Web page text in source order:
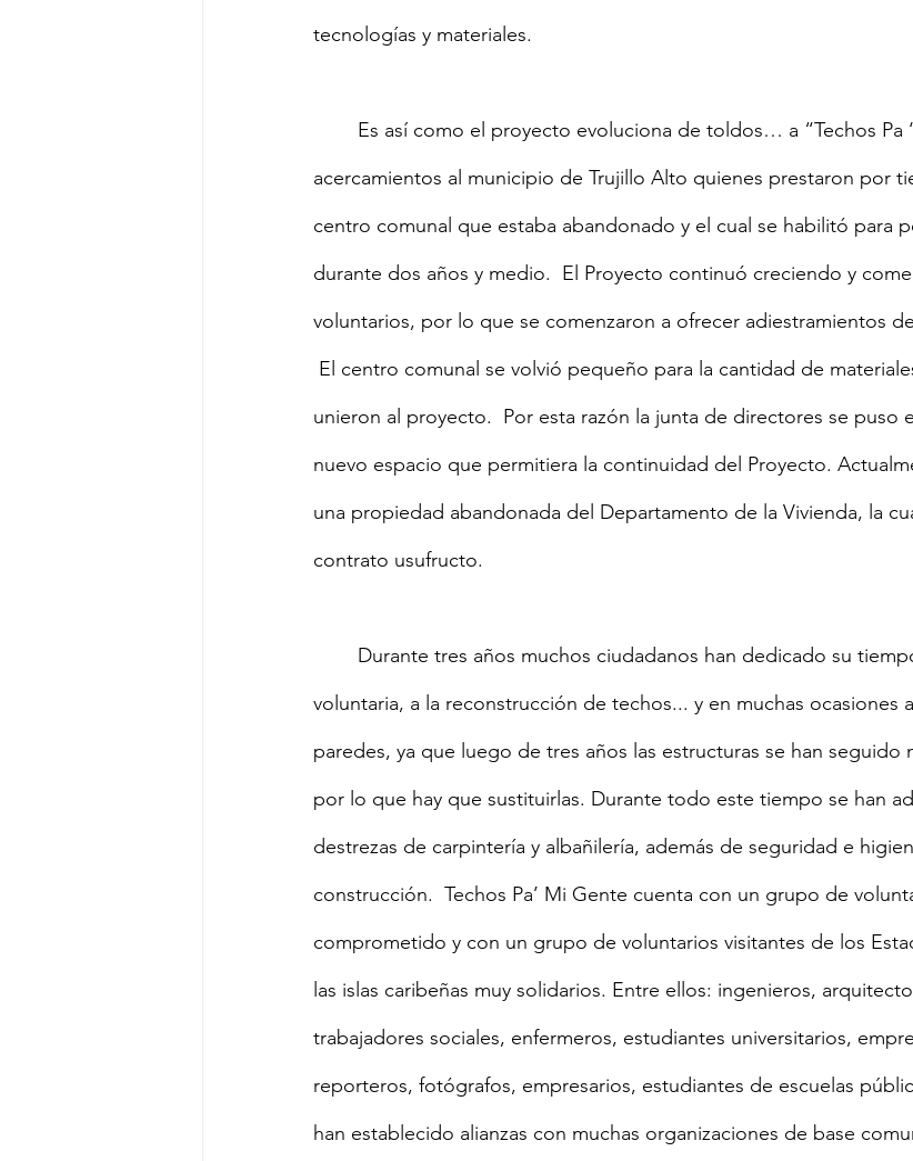
tecnologías y materiales.
acercamientos al municipio de Trujillo Alto quienes prestaron por
centro comunal que estaba abandonado y el cual se habilitó para
durante dos años y medio.  El Proyecto continuó creciendo y
voluntarios, por lo que se comenzaron a ofrecer adiestramientos
El centro comunal se volvió pequeño para la cantidad de
unieron al proyecto.  Por esta razón la junta de directores se puso
nuevo espacio que permitiera la continuidad del Proyecto.
una propiedad abandonada del Departamento de la Vivienda, la
contrato usufructo.
voluntaria, a la reconstrucción de techos... y en muchas ocasiones
paredes, ya que luego de tres años las estructuras se han
por lo que hay que sustituirlas. Durante todo este tiempo se han
destrezas de carpintería y albañilería, además de seguridad e
construcción.  Techos Pa’ Mi Gente cuenta con un grupo de
comprometido y con un grupo de voluntarios visitantes de los
las islas caribeñas muy solidarios. Entre ellos: ingenieros,
trabajadores sociales, enfermeros, estudiantes universitarios,
reporteros, fotógrafos, empresarios, estudiantes de escuelas
han establecido alianzas con muchas organizaciones de base